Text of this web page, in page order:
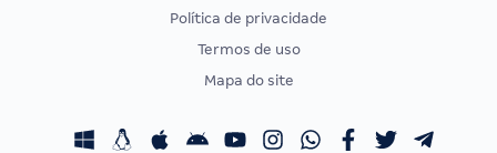
CONCURSOS POR PROFISSÃO
Concursos Fiscais
EXAME DE ORDEM
Calendário OAB
Política de privacidade
Termos de uso
Mapa do site